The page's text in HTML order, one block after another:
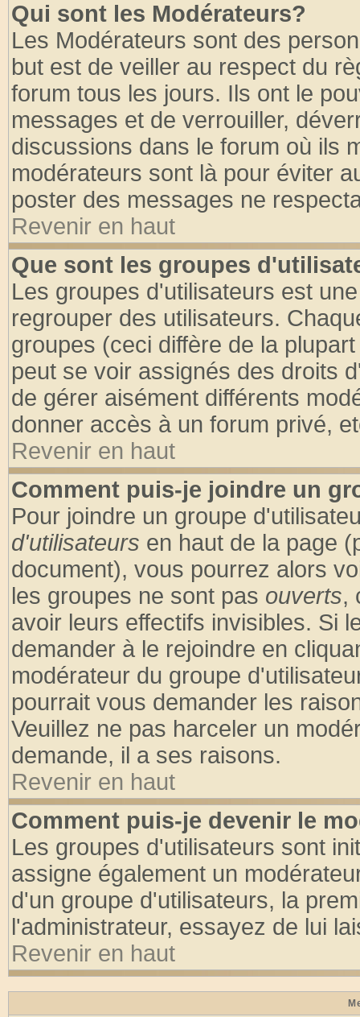
Qui sont les Modérateurs?
Les Modérateurs sont des
but est de veiller au respect du
forum tous les jours. Ils ont le
messages et de verrouiller,
discussions dans le forum où ils
modérateurs sont là pour éviter
poster des messages ne
Revenir en haut
Que sont les groupes
Les groupes d'utilisateurs est
regrouper des utilisateurs.
groupes (ceci diffère de la
peut se voir assignés des droits
de gérer aisément différents
donner accès à un forum privé,
Revenir en haut
Comment puis-je joindre un
Pour joindre un groupe
d'utilisateurs en haut de la page
document), vous pourrez alors
les groupes ne sont pas ouverts,
avoir leurs effectifs invisibles. Si
demander à le rejoindre en
modérateur du groupe
pourrait vous demander les
Veuillez ne pas harceler un
demande, il a ses raisons.
Revenir en haut
Comment puis-je devenir le
Les groupes d'utilisateurs sont
assigne également un
d'un groupe d'utilisateurs, la
l'administrateur, essayez de lui
Revenir en haut